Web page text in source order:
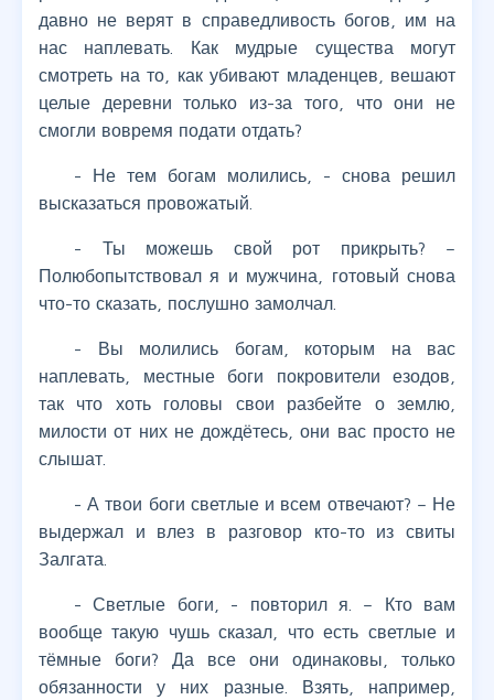
давно не верят в справедливость богов, им на
нас наплевать. Как мудрые существа могут
смотреть на то, как убивают младенцев, вешают
целые деревни только из-за того, что они не
смогли вовремя подати отдать?
- Не тем богам молились, - снова решил
высказаться провожатый.
- Ты можешь свой рот прикрыть? –
Полюбопытствовал я и мужчина, готовый снова
что-то сказать, послушно замолчал.
- Вы молились богам, которым на вас
наплевать, местные боги покровители езодов,
так что хоть головы свои разбейте о землю,
милости от них не дождётесь, они вас просто не
слышат.
- А твои боги светлые и всем отвечают? – Не
выдержал и влез в разговор кто-то из свиты
Залгата.
- Светлые боги, - повторил я. – Кто вам
вообще такую чушь сказал, что есть светлые и
тёмные боги? Да все они одинаковы, только
обязанности у них разные. Взять, например,